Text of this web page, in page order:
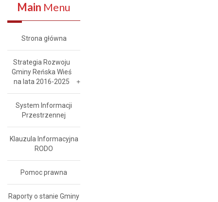
Main Menu
Strona główna
Strategia Rozwoju
Gminy Reńska Wieś
na lata 2016-2025
System Informacji
Przestrzennej
Klauzula Informacyjna
RODO
Pomoc prawna
Raporty o stanie Gminy